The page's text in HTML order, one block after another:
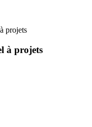
projets
à projets